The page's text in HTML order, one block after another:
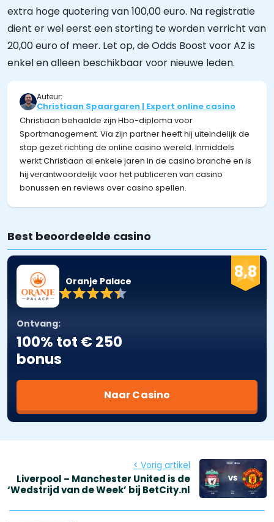
extra hoge quotering van 100,00 euro. Na registratie
dient er wel eerst een storting te worden verricht van
20,00 euro of meer. Let op, de Odds Boost voor AZ is
enkel en alleen beschikbaar voor nieuwe leden.
Auteur:
Christiaan Spaargaren | Expert online casino
Christiaan behaalde zijn Hbo-diploma voor
Sportmanagement. Via zijn partner heeft hij uiteindelijk de
stap gezet richting de online casino wereld. Inmiddels
werkt Christiaan al enkele jaren in de casino branche en is
hij verantwoordelijk voor het publiceren van casino
bonussen en reviews over casino spellen.
Best beoordeelde casino
8,8
Oranje Palace
Ontvang:
100% tot € 250
bonus
Naar Casino
< Vorig artikel
Liverpool – Manchester United is de
‘Wedstrijd van de Week’ bij BetCity.nl